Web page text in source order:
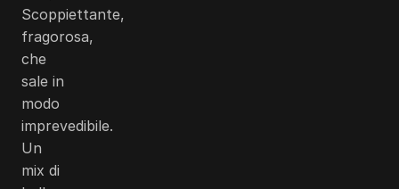
Scoppiettante,
fragorosa,
che
sale in
modo
imprevedibile.
Un
mix di